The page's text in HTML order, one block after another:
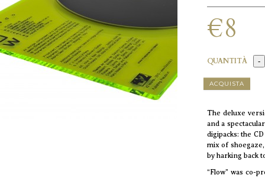
€8
QUANTITÀ
ACQUISTA
The deluxe
and a
digipacks: the
mix of
by harking back
“Flow” was co-